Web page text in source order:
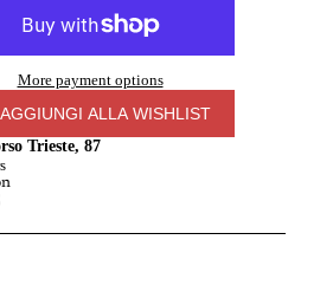
More payment options
AGGIUNGI ALLA WISHLIST
Trieste, 87